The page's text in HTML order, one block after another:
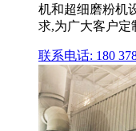
机和超细磨粉机
求,为广大客户定
联系电话: 180